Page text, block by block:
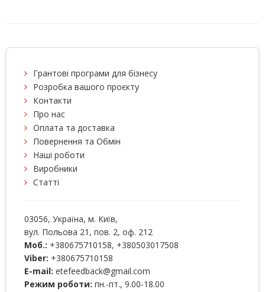
Грантові програми для бізнесу
Розробка вашого проєкту
Контакти
Про нас
Оплата та доставка
Повернення та Обмін
Наші роботи
Виробники
Статті
03056, Україна, м. Київ,
вул. Польова 21, пов. 2, оф. 212
Моб.: +380675710158, +380503017508
Viber: +380675710158
E-mail: etefeedback@gmail.com
Режим роботи: пн.-пт., 9.00-18.00